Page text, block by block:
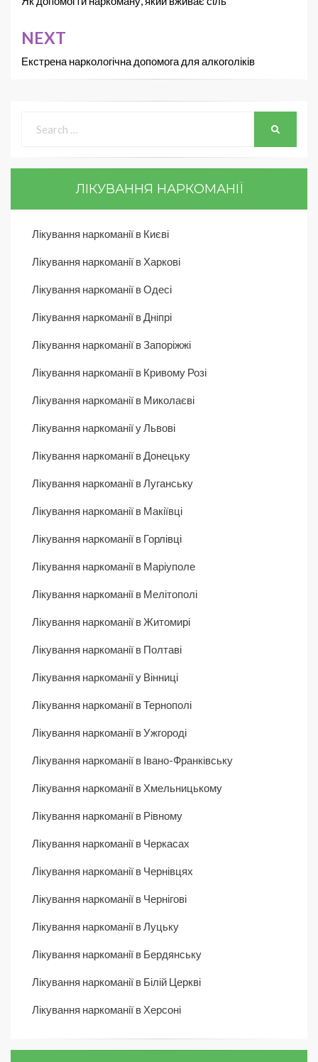
NEXT
Екстрена наркологічна допомога для алкоголіків
ЛІКУВАННЯ НАРКОМАНІЇ
Лікування наркоманії в Києві
Лікування наркоманії в Харкові
Лікування наркоманії в Одесі
Лікування наркоманії в Дніпрі
Лікування наркоманії в Запоріжжі
Лікування наркоманії в Кривому Розі
Лікування наркоманії в Миколаєві
Лікування наркоманії у Львові
Лікування наркоманії в Донецьку
Лікування наркоманії в Луганську
Лікування наркоманії в Макіївці
Лікування наркоманії в Горлівці
Лікування наркоманії в Маріуполе
Лікування наркоманії в Мелітополі
Лікування наркоманії в Житомирі
Лікування наркоманії в Полтаві
Лікування наркоманії у Вінниці
Лікування наркоманії в Тернополі
Лікування наркоманії в Ужгороді
Лікування наркоманії в Івано-Франківську
Лікування наркоманії в Хмельницькому
Лікування наркоманії в Рівному
Лікування наркоманії в Черкасах
Лікування наркоманії в Чернівцях
Лікування наркоманії в Чернігові
Лікування наркоманії в Луцьку
Лікування наркоманії в Бердянську
Лікування наркоманії в Білій Церкві
Лікування наркоманії в Херсоні